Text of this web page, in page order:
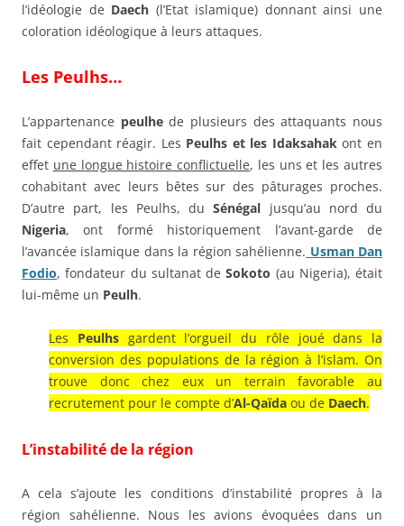
l’idéologie de Daech (l’Etat islamique) donnant ainsi une
coloration idéologique à leurs attaques.
Les Peulhs…
L’appartenance peulhede plusieurs des attaquants nous
fait cependant réagir. Les Peulhs et les Idaksahakont en
effet une longue histoire conflictuelle, les uns et les autres
cohabitant avec leurs bêtes sur des pâturages proches.
D’autre part, les Peulhs, duSénégal jusqu’au nord du
Nigeria, ont formé historiquement l’avant-garde de
l’avancée islamique dans la région sahélienne. Usman Dan
Fodio, fondateur du sultanat deSokoto (au Nigeria), était
lui-même un Peulh.
Les Peulhsgardent l’orgueil du rôle joué dans la
conversion des populations de la région à l’islam. On
trouve donc chez eux un terrain favorable au
recrutement pour le compte d’Al-Qaïda ou de Daech.
L’instabilité de la région
A cela s’ajoute les conditions d’instabilité propres à la
région sahélienne. Nous les avions évoquées dans un